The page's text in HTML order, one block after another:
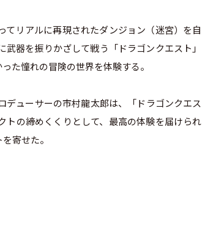
リアルに再現されたダンジョン（迷宮）を自
器を振りかざして戦う「ドラゴンクエスト」
た憧れの冒険の世界を体験する。
ューサーの市村龍太郎は、「ドラゴンクエス
トの締めくくりとして、最高の体験を届けられ
寄せた。